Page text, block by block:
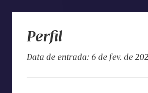
Perfil
Data de entrada: 6 de fev. de